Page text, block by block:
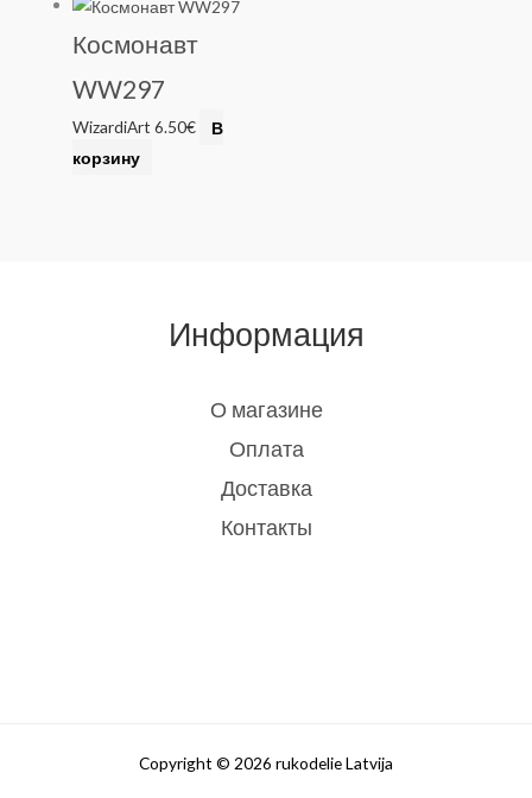
Космонавт
WW297
WizardiArt6.50€
В
корзину
Информация
О магазине
Оплата
Доставка
Контакты
Copyright © 2026 rukodelie Latvija